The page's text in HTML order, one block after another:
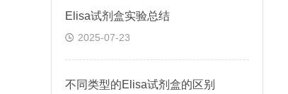
Elisa试剂盒实验总结
2025-07-23
不同类型的Elisa试剂盒的区别